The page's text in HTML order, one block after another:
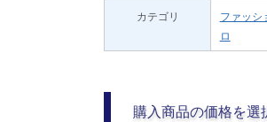
カテゴリ ファッシ
ロ
購入商品の価格を選